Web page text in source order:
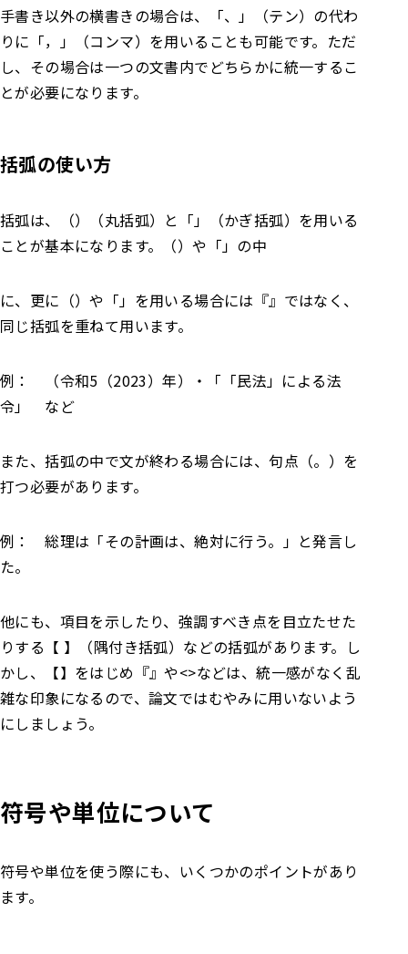
手書き以外の横書きの場合は、「、」（テン）の代わ
りに「，」（コンマ）を用いることも可能です。ただ
し、その場合は一つの文書内でどちらかに統一するこ
とが必要になります。
括弧の使い方
括弧は、（）（丸括弧）と「」（かぎ括弧）を用いる
ことが基本になります。（）や「」の中
に、更に（）や「」を用いる場合には『』ではなく、
同じ括弧を重ねて用います。
例： （令和5（2023）年）・「「民法」による法
令」 など
また、括弧の中で文が終わる場合には、句点（。）を
打つ必要があります。
例： 総理は「その計画は、絶対に行う。」と発言し
た。
他にも、項目を示したり、強調すべき点を目立たせた
りする【 】（隅付き括弧）などの括弧があります。し
かし、【】をはじめ『』や<>などは、統一感がなく乱
雑な印象になるので、論文ではむやみに用いないよう
にしましょう。
符号や単位について
符号や単位を使う際にも、いくつかのポイントがあり
ます。